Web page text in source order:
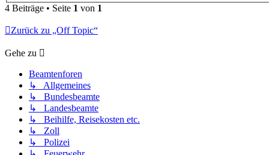
4 Beiträge • Seite 1 von 1
Zurück zu „Off Topic“
Gehe zu
Beamtenforen
↳ Allgemeines
↳ Bundesbeamte
↳ Landesbeamte
↳ Beihilfe, Reisekosten etc.
↳ Zoll
↳ Polizei